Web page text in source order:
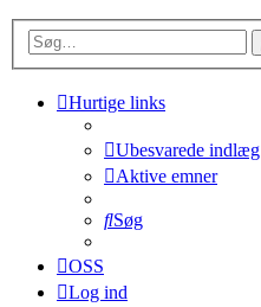
Hurtige links
Ubesvarede indlæg
Aktive emner
Søg
OSS
Log ind